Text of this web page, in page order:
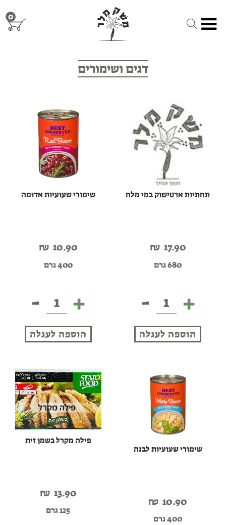
content
0
דגים ושימורים
תחתיות ארטישוק במי מלח
₪ 17.90
680 גרם
+
תחתיות
ארטישוק
מלח
-
הוספה לעגלה
שימורי שעועיות אדומה
₪ 10.90
400 גרם
+
שימורי
שעועיות-
הוספה לעגלה
שימורי שעועיות לבנה
₪ 10.90
400 גרם
פילה מקרל בשמן זית
₪ 13.90
125 גרם